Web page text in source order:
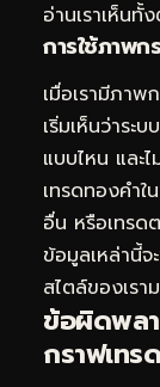
อ่านเราเห็น
การใช้ภาพก
เมื่อเรามีภาพ
เริ่มเห็นว่าระ
แบบไหน และ
เทรดทองคำ
อื่น หรือเทรด
ข้อมูลเหล่านี้จ
สไตล์ของเรา
ข้อผิดพล
กราฟเทร